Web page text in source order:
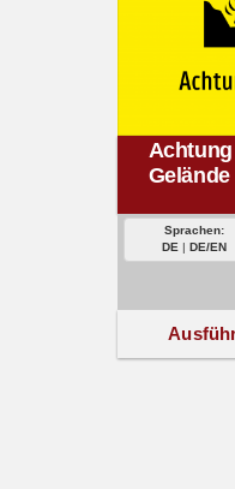
Gelände
Sprachen:
DE | DE/EN